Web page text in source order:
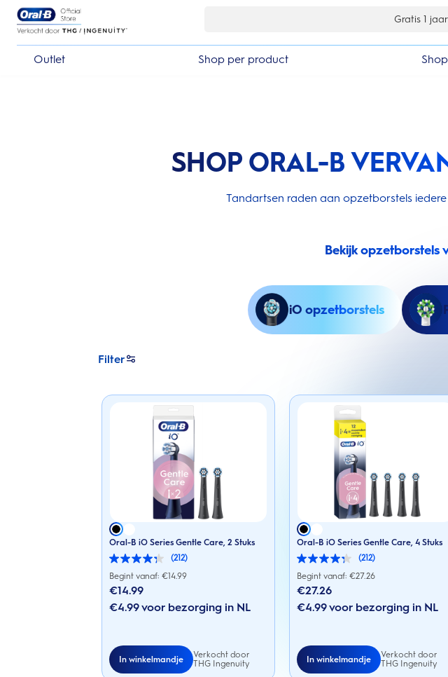
Gratis 1
Outlet Shop per product
SHOP ORAL-B
Tandartsen raden aan opzetborstels
Bekijk opzetborstels
iO opzetborstels
Filter
Oral-B iO Series Gentle Care, 2 Stuks
(212)
4.3
van
5
sterren.
Begint vanaf: €14.99
€14.99
€4.99 voor bezorging in NL
In winkelmandje
Verkocht door
THG Ingenuity
Oral-B iO Series Gentle Care, 4 Stuks
(212)
4.3
van
5
sterren.
Begint vanaf: €27.26
€27.26
€4.99 voor bezorging in NL
In winkelmandje
Verkocht door
THG Ingenuity